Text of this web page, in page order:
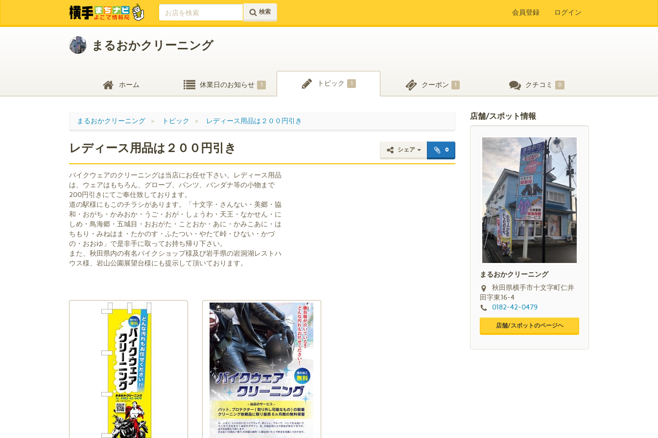
会員登録 ログイン
検索
まるおかクリーニング
ホーム 休業日のお知らせ 1 トピック 1 クーポン 1 クチコミ 0
まるおかクリーニング トピック レディース用品は２００円引き
シェア 0
レディース用品は２００円引き
バイクウェアのクリーニングは当店にお任せ下さい。レディース用品
は、ウェアはもちろん、グローブ、パンツ、バンダナ等の小物まで
200円引きにてご奉仕致しております。
道の駅様にもこのチラシがあります。「十文字・さんない・美郷・協
和・おがち・かみおか・うご・おが・しょうわ・天王・なかせん・に
しめ・鳥海郷・五城目・おおがた・ことおか・あに・かみこあに・は
ちもり・みねはま・たかのす・ふたつい・やたて峠・ひない・かづ
の・おおゆ」で是非手に取ってお持ち帰り下さい。
また、秋田県内の有名バイクショップ様及び岩手県の岩洞湖レストハ
ウス様、岩山公園展望台様にも提示して頂いております。
店舗/スポット情報
まるおかクリーニング
秋田県横手市十文字町仁井
田字東16-4
0182-42-0479
店舗/スポットのページヘ